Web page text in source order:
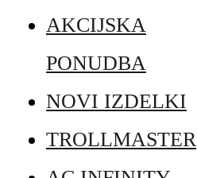
AKCIJSKA
PONUDBA
NOVI IZDELKI
TROLLMASTER